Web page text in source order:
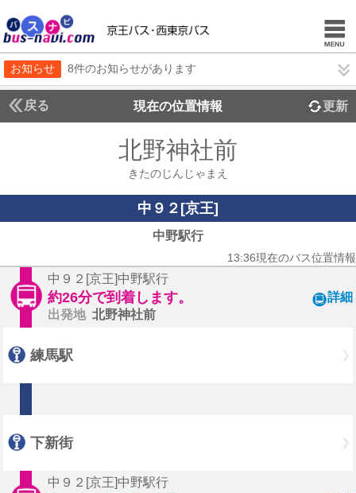
お知らせ 8件のお知らせがあります
戻る 現在の位置情報 更新
北野神社前
きたのじんじゃまえ
中９２[京王]
中野駅行
13:36現在のバス位置情報
中９２[京王]中野駅行
約26分で到着します。
出発地 北野神社前
詳細
練馬駅
下新街
中９２[京王]中野駅行